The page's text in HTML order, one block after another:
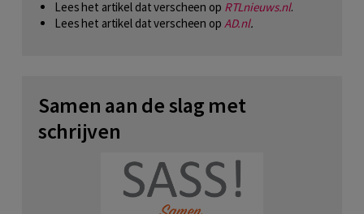
Lees het artikel dat verscheen op RTLnieuws.nl.
Lees het artikel dat verscheen op AD.nl.
Samen aan de slag met
schrijven